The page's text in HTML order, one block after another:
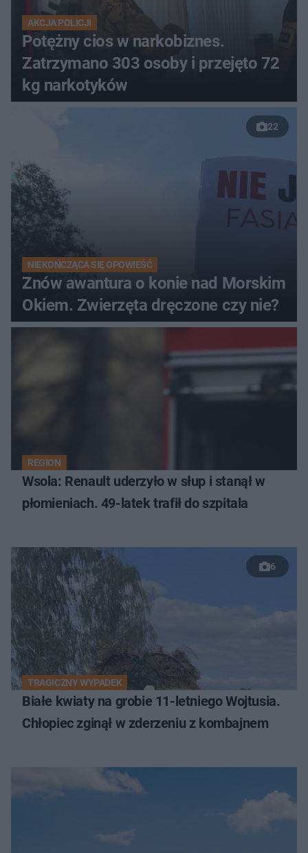
AKCJA POLICJI
Potężny cios w narkobiznes.
Zatrzymano 303 osoby i przejęto 72
kg narkotyków
22
NIEKOŃCZĄCA SIĘ OPOWIEŚĆ
Znów awantura o konie nad Morskim
Okiem. Zwierzęta dręczone czy nie?
REGION
Wsola: Renault uderzyło w słup i stanął w
płomieniach. 49-latek trafił do szpitala
6
TRAGICZNY WYPADEK
Białe kwiaty na grobie 11-letniego Wojtusia.
Chłopiec zginął w zderzeniu z kombajnem